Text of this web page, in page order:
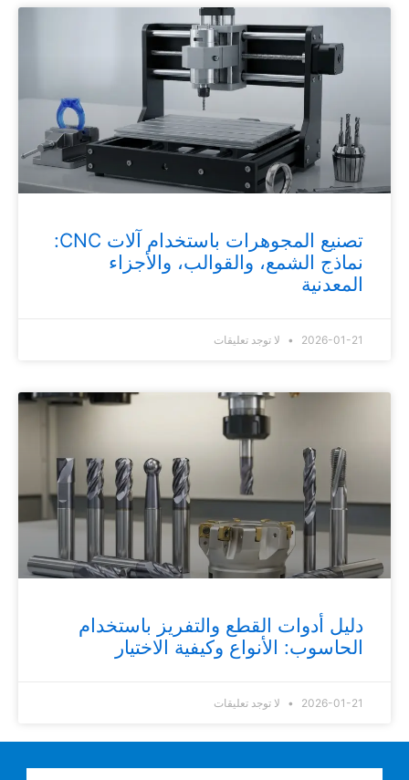
تصنيع المجوهرات باستخدام آلات CNC:
نماذج الشمع، والقوالب، والأجزاء
المعدنية
2026-01-21 لا توجد تعليقات
دليل أدوات القطع والتفريز باستخدام
الحاسوب: الأنواع وكيفية الاختيار
2026-01-21 لا توجد تعليقات